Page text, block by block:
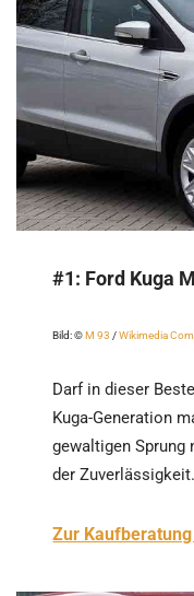
#1: Ford Kuga
Bild: ©M 93 /Wikimedia
Darf in dieser
Kuga-Generation
gewaltigen Sprung
der Zuverlässigkeit.
Zur Kaufberatung